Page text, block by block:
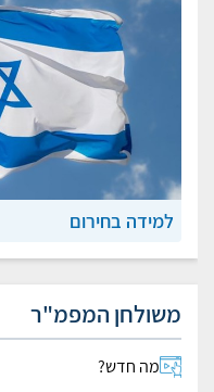
למידה בחירום
משולחן המפמ"ר
מה חדש?